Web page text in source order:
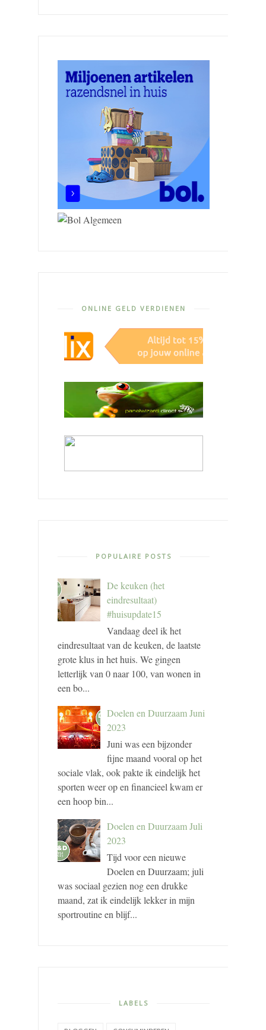
ONLINE GELD VERDIENEN
POPULAIRE POSTS
De keuken (het
eindresultaat)
#huisupdate15
Vandaag deel ik het
eindresultaat van de keuken, de laatste
grote klus in het huis. We gingen
letterlijk van 0 naar 100, van wonen in
een bo...
Doelen en Duurzaam Juni
2023
Juni was een bijzonder
fijne maand vooral op het
sociale vlak, ook pakte ik eindelijk het
sporten weer op en financieel kwam er
een hoop bin...
Doelen en Duurzaam Juli
2023
Tijd voor een nieuwe
Doelen en Duurzaam; juli
was sociaal gezien nog een drukke
maand, zat ik eindelijk lekker in mijn
sportroutine en blijf...
LABELS